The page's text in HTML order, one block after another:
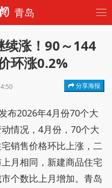
青岛
续涨！90～144
环涨0.2%
分享海报
布2026年4月份70个大
情况，4月份，70个大
销售价格环比上涨，二
月相同，新建商品住宅
个数比上月增加。青岛